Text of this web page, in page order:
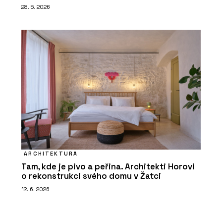
28. 5. 2026
ARCHITEKTURA
Tam, kde je pivo a peřina. Architekti Horovi
o rekonstrukci svého domu v Žatci
12. 6. 2026